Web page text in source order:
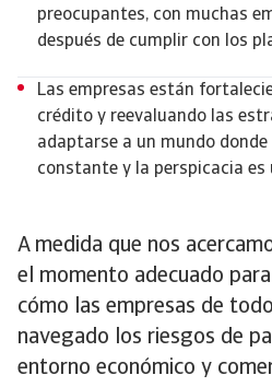
A medida que nos
el momento adecuado
cómo las empresas de
navegado los riesgos de
entorno económico y
preocupantes, con muchas
después de cumplir con los
Las empresas están
crédito y reevaluando las
adaptarse a un mundo
constante y la perspicacia